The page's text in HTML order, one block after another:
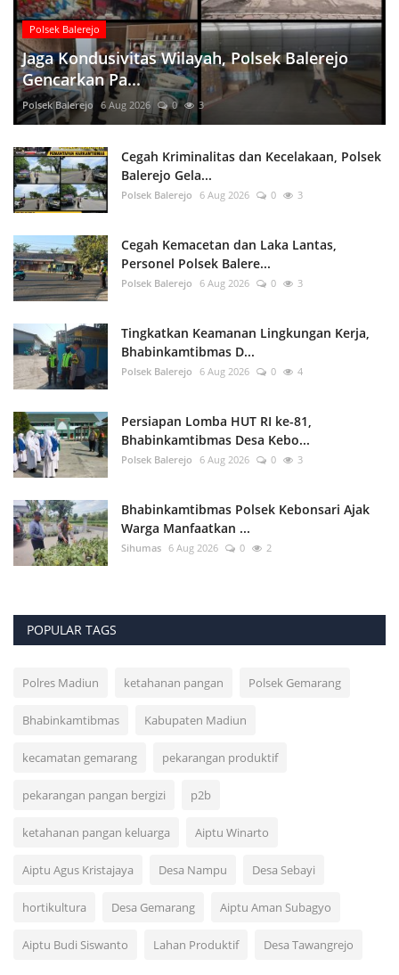
Polsek Balerejo
Jaga Kondusivitas Wilayah, Polsek Balerejo
Gencarkan Pa...
Polsek Balerejo 6 Aug 2026 0 3
Cegah Kriminalitas dan Kecelakaan, Polsek
Balerejo Gela...
Polsek Balerejo 6 Aug 2026 0 3
Cegah Kemacetan dan Laka Lantas,
Personel Polsek Balere...
Polsek Balerejo 6 Aug 2026 0 3
Tingkatkan Keamanan Lingkungan Kerja,
Bhabinkamtibmas D...
Polsek Balerejo 6 Aug 2026 0 4
Persiapan Lomba HUT RI ke-81,
Bhabinkamtibmas Desa Kebo...
Polsek Balerejo 6 Aug 2026 0 3
Bhabinkamtibmas Polsek Kebonsari Ajak
Warga Manfaatkan ...
Sihumas 6 Aug 2026 0 2
POPULAR TAGS
Polres Madiun ketahanan pangan Polsek Gemarang
Bhabinkamtibmas Kabupaten Madiun
kecamatan gemarang pekarangan produktif
pekarangan pangan bergizi p2b
ketahanan pangan keluarga Aiptu Winarto
Aiptu Agus Kristajaya Desa Nampu Desa Sebayi
hortikultura Desa Gemarang Aiptu Aman Subagyo
Aiptu Budi Siswanto Lahan Produktif Desa Tawangrejo